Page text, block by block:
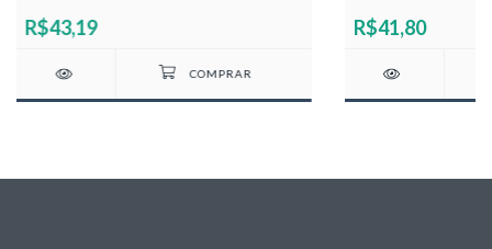
R$43,19 R$41,80